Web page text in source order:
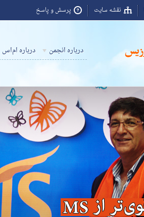
نقشه سایت پرسش و پاسخ
درباره انجمن درباره ام‌اس